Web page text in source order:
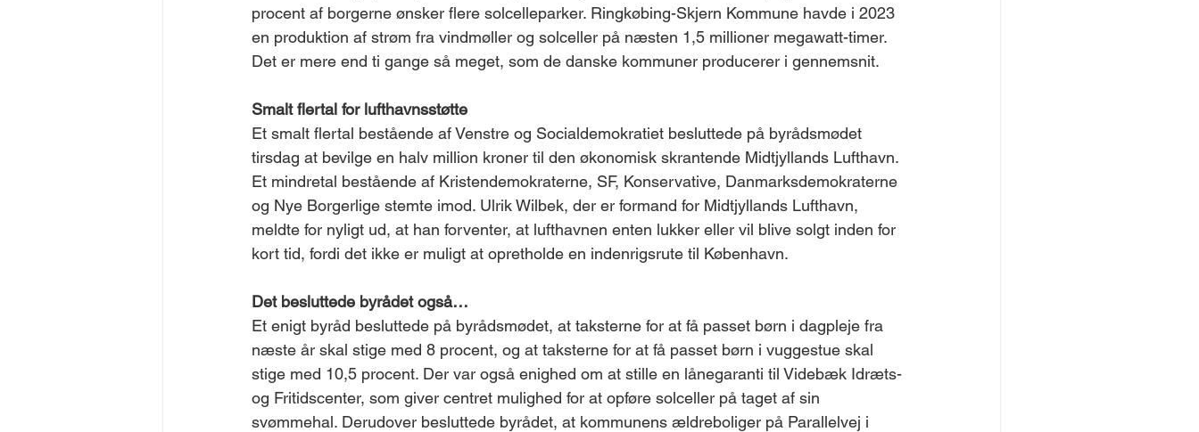
procent af borgerne ønsker flere solcelleparker. Ringkøbing-Skjern Kommune havde i 2023
en produktion af strøm fra vindmøller og solceller på næsten 1,5 millioner megawatt-timer.
Det er mere end ti gange så meget, som de danske kommuner producerer i gennemsnit.
Smalt flertal for lufthavnsstøtte
Et smalt flertal bestående af Venstre og Socialdemokratiet besluttede på byrådsmødet
tirsdag at bevilge en halv million kroner til den økonomisk skrantende Midtjyllands Lufthavn.
Et mindretal bestående af Kristendemokraterne, SF, Konservative, Danmarksdemokraterne
og Nye Borgerlige stemte imod. Ulrik Wilbek, der er formand for Midtjyllands Lufthavn,
meldte for nyligt ud, at han forventer, at lufthavnen enten lukker eller vil blive solgt inden for
kort tid, fordi det ikke er muligt at opretholde en indenrigsrute til København.
Det besluttede byrådet også…
Et enigt byråd besluttede på byrådsmødet, at taksterne for at få passet børn i dagpleje fra
næste år skal stige med 8 procent, og at taksterne for at få passet børn i vuggestue skal
stige med 10,5 procent. Der var også enighed om at stille en lånegaranti til Videbæk Idræts-
og Fritidscenter, som giver centret mulighed for at opføre solceller på taget af sin
svømmehal. Derudover besluttede byrådet, at kommunens ældreboliger på Parallelvej i